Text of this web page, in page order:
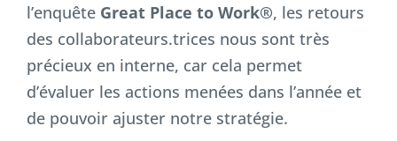
l’enquête Great Place to Work®, les retours
des collaborateurs.trices nous sont très
précieux en interne, car cela permet
d’évaluer les actions menées dans l’année et
de pouvoir ajuster notre stratégie.